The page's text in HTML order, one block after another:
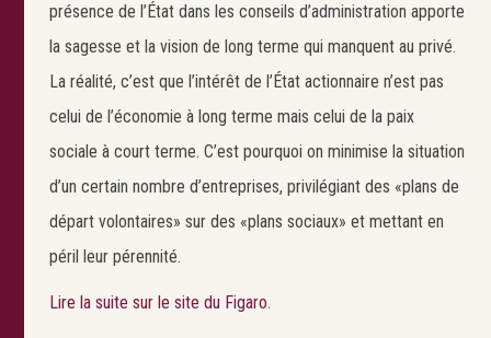
présence de l’État dans les conseils d’administration apporte
la sagesse et la vision de long terme qui manquent au privé.
La réalité, c’est que l’intérêt de l’État actionnaire n’est pas
celui de l’économie à long terme mais celui de la paix
sociale à court terme. C’est pourquoi on minimise la situation
d’un certain nombre d’entreprises, privilégiant des «plans de
départ volontaires» sur des «plans sociaux» et mettant en
péril leur pérennité.
Lire la suite sur le site du Figaro.
Search